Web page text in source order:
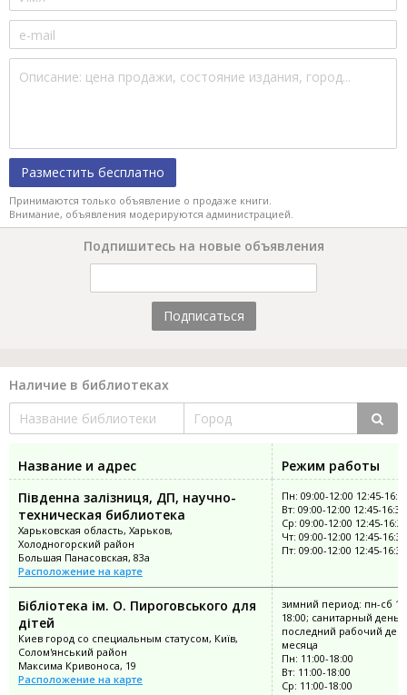
Разместить бесплатно
Принимаются только объявление о продаже книги.
Внимание, объявления модерируются администрацией.
Подпишитесь на новые объявления
Подписаться
Наличие в библиотеках
Название и адрес
Режим работы
Південна залізниця, ДП, научно-
техническая библиотека
Харьковская область, Харьков,
Холодногорский район
Большая Панасовская, 83а
Расположение на карте
Пн: 09:00-12:00 12:45-
Вт: 09:00-12:00 12:45-16:30
Ср: 09:00-12:00 12:45-16:30
Чт: 09:00-12:00 12:45-16:30
Пт: 09:00-12:00 12:45-16:30
Бібліотека ім. О. Пироговського для
дітей
Киев город со специальным статусом, Київ,
Солом'янський район
Максима Кривоноса, 19
Расположение на карте
зимний период: пн-сб
18:00; санитарный день:
последний рабочий
месяца
Пн: 11:00-18:00
Вт: 11:00-18:00
Ср: 11:00-18:00